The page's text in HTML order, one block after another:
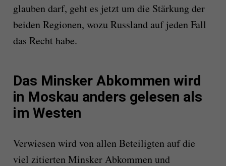
glauben darf, geht es jetzt um die Stärkung der
beiden Regionen, wozu Russland auf jeden Fall
das Recht habe.
Das Minsker Abkommen wird
in Moskau anders gelesen als
im Westen
Verwiesen wird von allen Beteiligten auf die
viel zitierten Minsker Abkommen und